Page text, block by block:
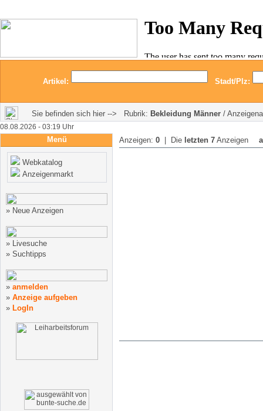
Artikel: Stadt/Plz:
Sie befinden sich hier --> Rubrik: Bekleidung Männer /
08.08.2026 - 03:19 Uhr
Menü
Webkatalog
Anzeigenmarkt
» Neue Anzeigen
» Livesuche
» Suchtipps
» anmelden
» Anzeige aufgeben
» LogIn
Anzeigen: 0 | Die letzten 7 Anzeigen